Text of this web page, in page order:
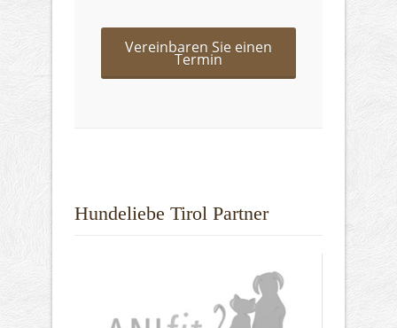
Vereinbaren Sie einen
Termin
Hundeliebe Tirol Partner